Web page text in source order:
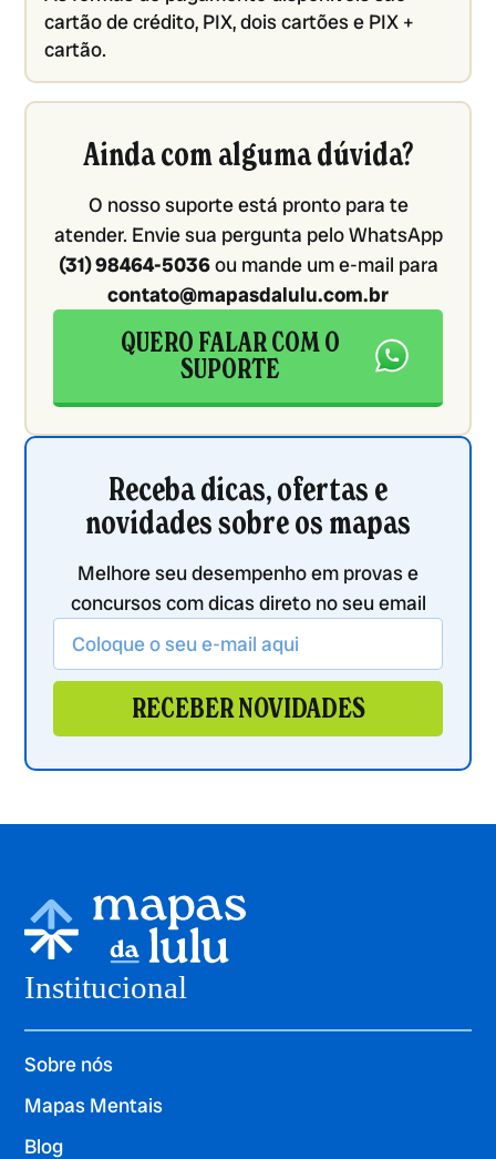
cartão de crédito, PIX, dois cartões e PIX +
cartão.
Ainda com alguma dúvida?
O nosso suporte está pronto para te
atender. Envie sua pergunta pelo WhatsApp
(31) 98464-5036ou mande um e-mail para
contato@mapasdalulu.com.br
QUERO FALAR COM O
SUPORTE
Receba dicas, ofertas e
novidades sobre os mapas
Melhore seu desempenho em provas e
concursos com dicas direto no seu email
RECEBER NOVIDADES
Institucional
Sobre nós
Mapas Mentais
Blog